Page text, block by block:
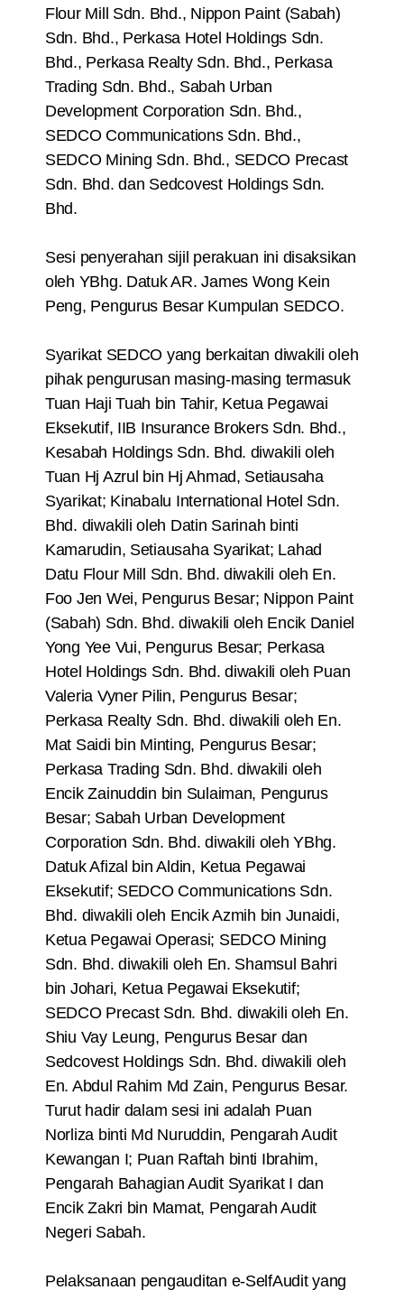
Flour Mill Sdn. Bhd., Nippon Paint (Sabah)
Sdn. Bhd., Perkasa Hotel Holdings Sdn.
Bhd., Perkasa Realty Sdn. Bhd., Perkasa
Trading Sdn. Bhd., Sabah Urban
Development Corporation Sdn. Bhd.,
SEDCO Communications Sdn. Bhd.,
SEDCO Mining Sdn. Bhd., SEDCO Precast
Sdn. Bhd. dan Sedcovest Holdings Sdn.
Bhd.
Sesi penyerahan sijil perakuan ini disaksikan
oleh YBhg. Datuk AR. James Wong Kein
Peng, Pengurus Besar Kumpulan SEDCO.
Syarikat SEDCO yang berkaitan diwakili oleh
pihak pengurusan masing-masing termasuk
Tuan Haji Tuah bin Tahir, Ketua Pegawai
Eksekutif, IIB Insurance Brokers Sdn. Bhd.,
Kesabah Holdings Sdn. Bhd. diwakili oleh
Tuan Hj Azrul bin Hj Ahmad, Setiausaha
Syarikat; Kinabalu International Hotel Sdn.
Bhd. diwakili oleh Datin Sarinah binti
Kamarudin, Setiausaha Syarikat; Lahad
Datu Flour Mill Sdn. Bhd. diwakili oleh En.
Foo Jen Wei, Pengurus Besar; Nippon Paint
(Sabah) Sdn. Bhd. diwakili oleh Encik Daniel
Yong Yee Vui, Pengurus Besar; Perkasa
Hotel Holdings Sdn. Bhd. diwakili oleh Puan
Valeria Vyner Pilin, Pengurus Besar;
Perkasa Realty Sdn. Bhd. diwakili oleh En.
Mat Saidi bin Minting, Pengurus Besar;
Perkasa Trading Sdn. Bhd. diwakili oleh
Encik Zainuddin bin Sulaiman, Pengurus
Besar; Sabah Urban Development
Corporation Sdn. Bhd. diwakili oleh YBhg.
Datuk Afizal bin Aldin, Ketua Pegawai
Eksekutif; SEDCO Communications Sdn.
Bhd. diwakili oleh Encik Azmih bin Junaidi,
Ketua Pegawai Operasi; SEDCO Mining
Sdn. Bhd. diwakili oleh En. Shamsul Bahri
bin Johari, Ketua Pegawai Eksekutif;
SEDCO Precast Sdn. Bhd. diwakili oleh En.
Shiu Vay Leung, Pengurus Besar dan
Sedcovest Holdings Sdn. Bhd. diwakili oleh
En. Abdul Rahim Md Zain, Pengurus Besar.
Turut hadir dalam sesi ini adalah Puan
Norliza binti Md Nuruddin, Pengarah Audit
Kewangan I; Puan Raftah binti Ibrahim,
Pengarah Bahagian Audit Syarikat I dan
Encik Zakri bin Mamat, Pengarah Audit
Negeri Sabah.
Pelaksanaan pengauditan e-SelfAudit yang